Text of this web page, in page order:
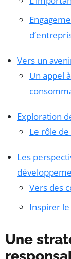
Vers un
Un appel
Exploration
Le rôle
Les
Vers des
Inspirer
Une